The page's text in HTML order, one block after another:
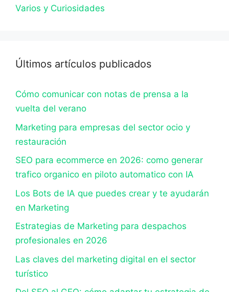
Varios y Curiosidades
Últimos artículos publicados
Cómo comunicar con notas de prensa a la
vuelta del verano
Marketing para empresas del sector ocio y
restauración
SEO para ecommerce en 2026: como generar
trafico organico en piloto automatico con IA
Los Bots de IA que puedes crear y te ayudarán
en Marketing
Estrategias de Marketing para despachos
profesionales en 2026
Las claves del marketing digital en el sector
turístico